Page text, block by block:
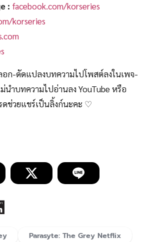
: facebook.com/korseries
korseries
ก-ดัดแปลงบทความไปโพสต์ลงในเพจ-
นำบทความไปอ่านลง YouTube หรือ
ช่วยแชร์เป็นลิ้งก์นะคะ ♡
Parasyte: The Grey Netflix